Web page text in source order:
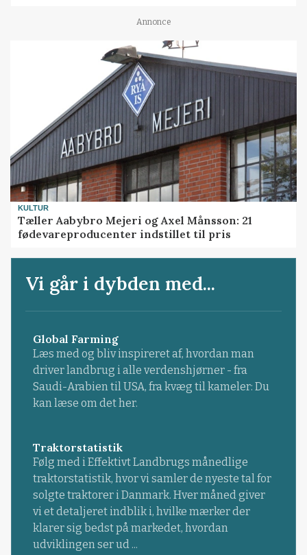
Annonce
KULTUR
Tæller Aabybro Mejeri og Axel Månsson: 21
fødevareproducenter indstillet til pris
Vi går i dybden med...
Global Farming
Læs med og bliv inspireret af, hvordan man
driver landbrug i alle verdenshjørner - fra
Saudi-Arabien til USA, fra kvæg til kameler: Du
kan læse om det her.
Traktorstatistik
Følg med i Effektivt Landbrugs månedlige
traktorstatistik, hvor vi samler de nyeste tal for
solgte traktorer i Danmark. Hver måned giver
vi et detaljeret indblik i, hvilke mærker der
klarer sig bedst på markedet, hvordan
udviklingen ser ud ...